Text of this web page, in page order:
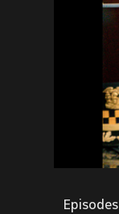
Episodes